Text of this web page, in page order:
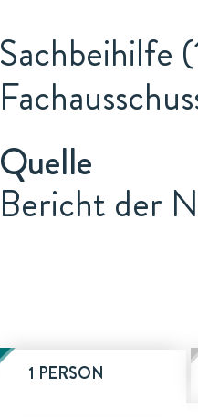
Sachbeihilfe
Quelle
Bericht der
1 PERSON